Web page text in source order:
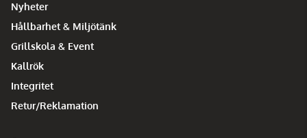
Nyheter
Hållbarhet & Miljötänk
Grillskola & Event
Kallrök
Integritet
Retur/Reklamation